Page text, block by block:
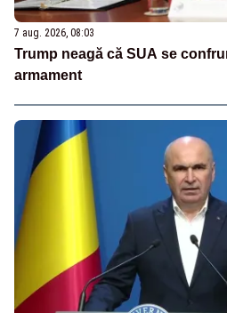
7 aug. 2026, 08:03
Trump neagă că SUA se
armament